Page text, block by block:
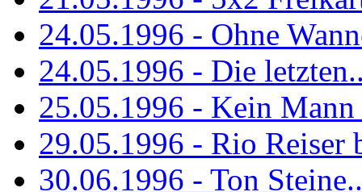
24.05.1996 - Ohne
24.05.1996 - Die
25.05.1996 - Kein
29.05.1996 - Rio Reiser
30.06.1996 - Ton